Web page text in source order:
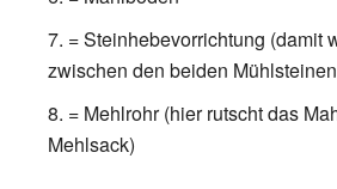
= Steinhebevorrichtung (damit
zwischen den beiden
= Mehlrohr (hier rutscht das
Mehlsack)